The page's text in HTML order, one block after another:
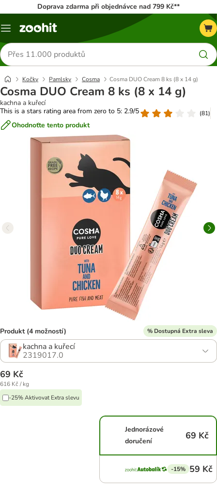
Doprava zdarma při objednávce nad 799 Kč**
Menu
Hledat
produkty
Kočky Pamlsky Cosma Cosma DUO Cream 8 ks (8 x 14 g)
Cosma DUO Cream 8 ks (8 x 14 g)
kachna a kuřecí
This is a stars rating area from zero to 5: 2.9/5
(81)
Ohodnoťte tento produkt
Produkt (4 možností) % Dostupná Extra sleva
kachna a kuřecí
2319017.0
69 Kč
616 Kč / kg
-25% Aktivovat Extra slevu
Jednorázové
doručení
69 Kč
-15% 59 Kč